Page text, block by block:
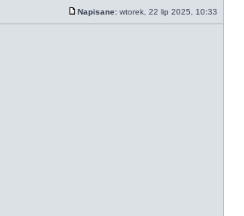
Napisane: wtorek, 22 lip 2025, 10:33